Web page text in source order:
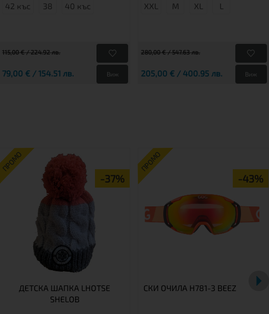
42 къс 38 40 къс
115,00 € / 224.92 лв.
79,00 € / 154.51 лв. Виж
XXL М XL L
280,00 € / 547.63 лв.
205,00 € / 400.95 лв. Виж
ПРОМО
-37%
ДЕТСКА ШАПКА LHOTSE
SHELOB
ПРОМО
-43%
СКИ ОЧИЛА H781-3 BEEZ